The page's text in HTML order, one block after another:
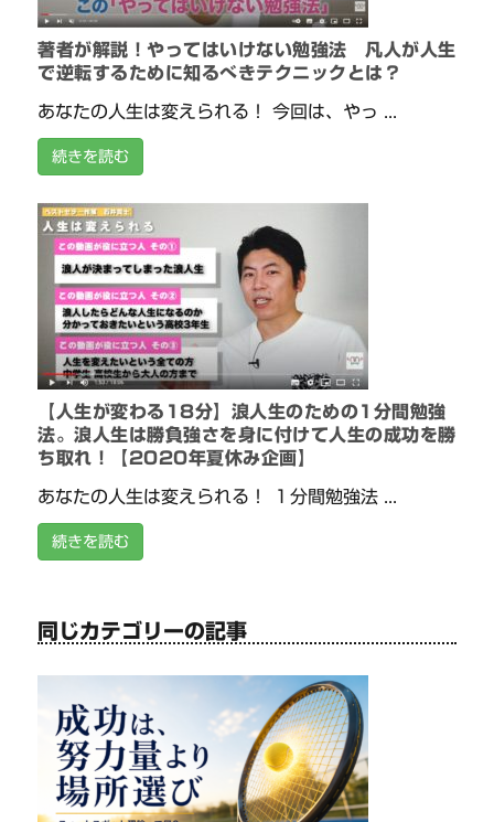
著者が解説！やってはいけない勉強法 凡人が人生
で逆転するために知るべきテクニックとは？
あなたの人生は変えられる！ 今回は、やっ ...
続きを読む
【人生が変わる18分】浪人生のための1分間勉強
法。浪人生は勝負強さを身に付けて人生の成功を勝
ち取れ！【2020年夏休み企画】
あなたの人生は変えられる！ １分間勉強法 ...
続きを読む
同じカテゴリーの記事